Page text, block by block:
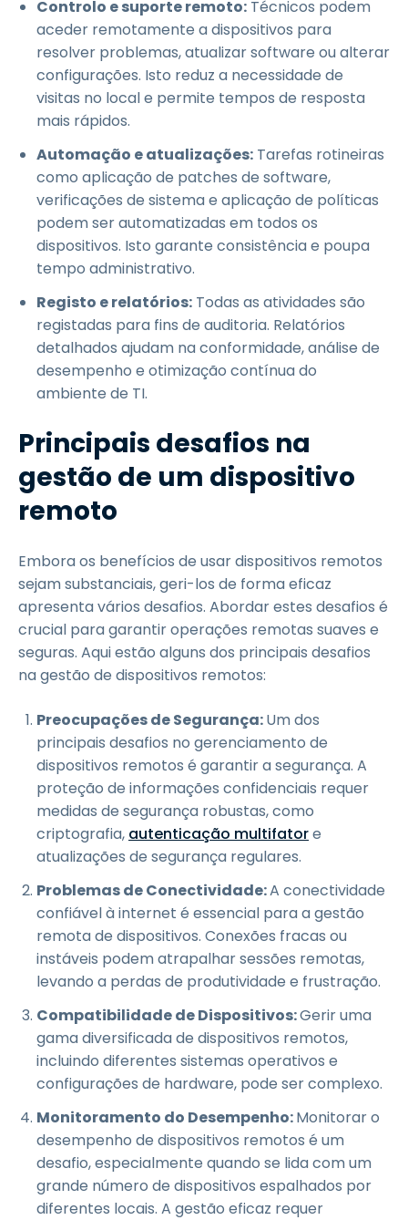
Controlo e suporte remoto: Técnicos podem
aceder remotamente a dispositivos para
resolver problemas, atualizar software ou alterar
configurações. Isto reduz a necessidade de
visitas no local e permite tempos de resposta
mais rápidos.
Automação e atualizações: Tarefas rotineiras
como aplicação de patches de software,
verificações de sistema e aplicação de políticas
podem ser automatizadas em todos os
dispositivos. Isto garante consistência e poupa
tempo administrativo.
Registo e relatórios: Todas as atividades são
registadas para fins de auditoria. Relatórios
detalhados ajudam na conformidade, análise de
desempenho e otimização contínua do
ambiente de TI.
Principais desafios na
gestão de um dispositivo
remoto
Embora os benefícios de usar dispositivos remotos
sejam substanciais, geri-los de forma eficaz
apresenta vários desafios. Abordar estes desafios é
crucial para garantir operações remotas suaves e
seguras. Aqui estão alguns dos principais desafios
na gestão de dispositivos remotos:
Preocupações de Segurança:Um dos
principais desafios no gerenciamento de
dispositivos remotos é garantir a segurança. A
proteção de informações confidenciais requer
medidas de segurança robustas, como
criptografia, autenticação multifatore
atualizações de segurança regulares.
Problemas de Conectividade:A conectividade
confiável à internet é essencial para a gestão
remota de dispositivos. Conexões fracas ou
instáveis podem atrapalhar sessões remotas,
levando a perdas de produtividade e frustração.
Compatibilidade de Dispositivos:Gerir uma
gama diversificada de dispositivos remotos,
incluindo diferentes sistemas operativos e
configurações de hardware, pode ser complexo.
Monitoramento do Desempenho:Monitorar o
desempenho de dispositivos remotos é um
desafio, especialmente quando se lida com um
grande número de dispositivos espalhados por
diferentes locais. A gestão eficaz requer